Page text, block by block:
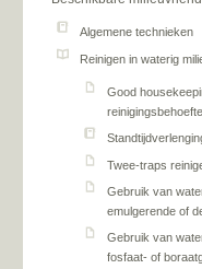
Algemene technieken
Reinigen in waterig
Good
reinigingsbehoefte
Twee-traps
Gebruik van
emulgerende of
Gebruik van
fosfaat- of